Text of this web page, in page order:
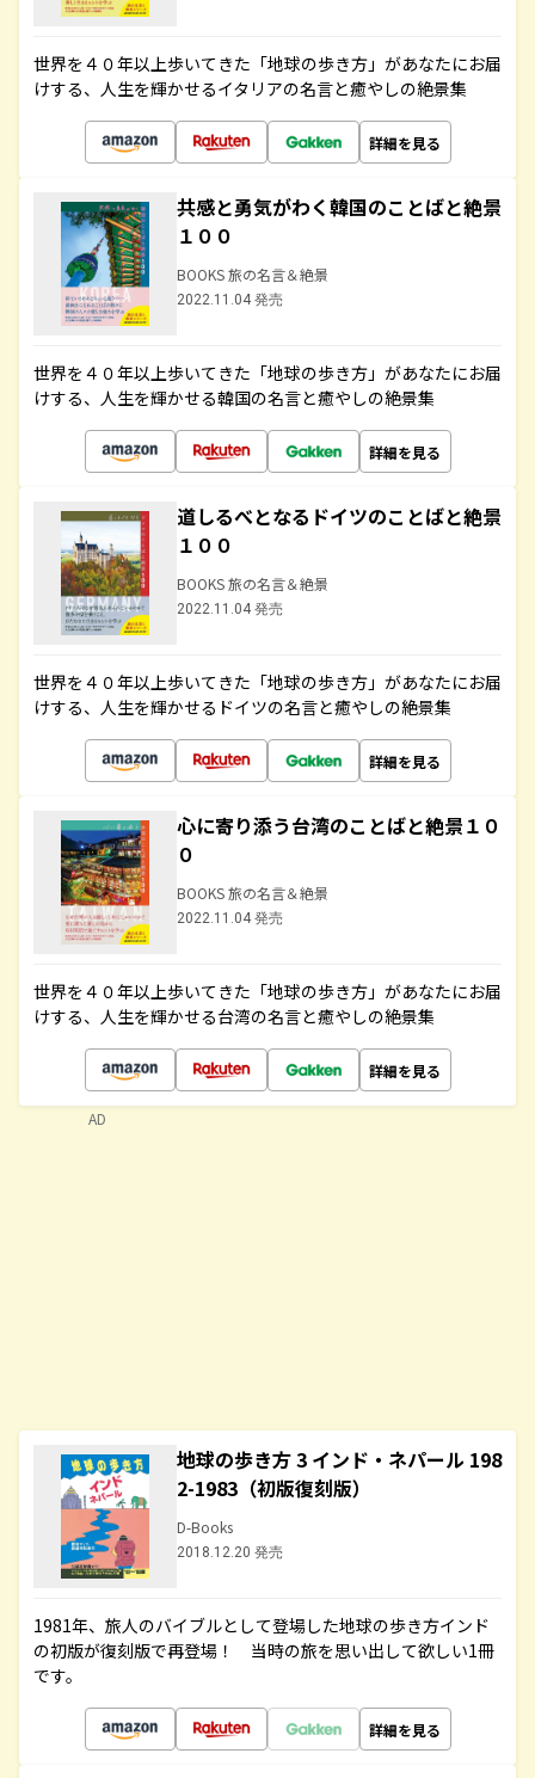
世界を４０年以上歩いてきた「地球の歩き方」があなたにお届
けする、人生を輝かせるイタリアの名言と癒やしの絶景集
詳細を見る
共感と勇気がわく韓国のことばと絶景
１００
BOOKS 旅の名言＆絶景
2022.11.04 発売
世界を４０年以上歩いてきた「地球の歩き方」があなたにお届
けする、人生を輝かせる韓国の名言と癒やしの絶景集
詳細を見る
道しるべとなるドイツのことばと絶景
１００
BOOKS 旅の名言＆絶景
2022.11.04 発売
世界を４０年以上歩いてきた「地球の歩き方」があなたにお届
けする、人生を輝かせるドイツの名言と癒やしの絶景集
詳細を見る
心に寄り添う台湾のことばと絶景１０
０
BOOKS 旅の名言＆絶景
2022.11.04 発売
世界を４０年以上歩いてきた「地球の歩き方」があなたにお届
けする、人生を輝かせる台湾の名言と癒やしの絶景集
詳細を見る
地球の歩き方 3 インド・ネパール 198
2-1983（初版復刻版）
D-Books
2018.12.20 発売
1981年、旅人のバイブルとして登場した地球の歩き方インド
の初版が復刻版で再登場！ 当時の旅を思い出して欲しい1冊
です。
詳細を見る
AD